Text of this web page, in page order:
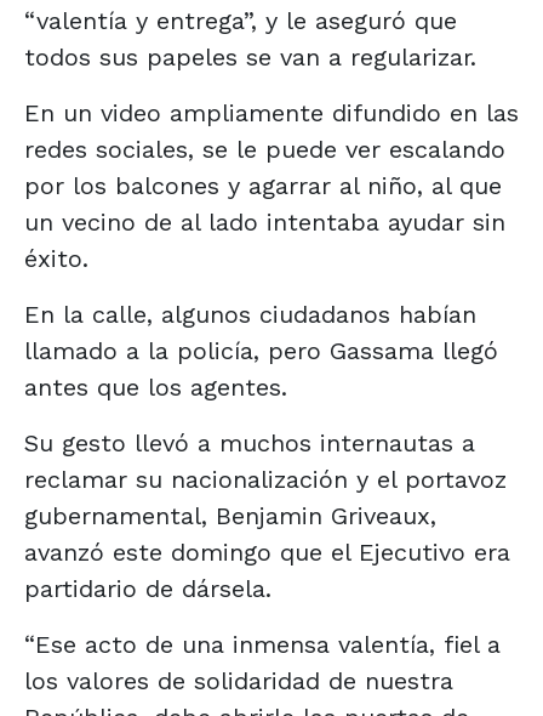
“valentía y entrega”, y le aseguró que
todos sus papeles se van a regularizar.
En un video ampliamente difundido en las
redes sociales, se le puede ver escalando
por los balcones y agarrar al niño, al que
un vecino de al lado intentaba ayudar sin
éxito.
En la calle, algunos ciudadanos habían
llamado a la policía, pero Gassama llegó
antes que los agentes.
Su gesto llevó a muchos internautas a
reclamar su nacionalización y el portavoz
gubernamental, Benjamin Griveaux,
avanzó este domingo que el Ejecutivo era
partidario de dársela.
“Ese acto de una inmensa valentía, fiel a
los valores de solidaridad de nuestra